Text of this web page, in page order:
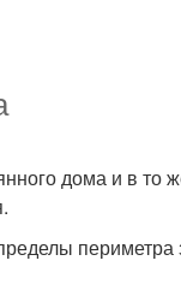
дома и в то
периметра